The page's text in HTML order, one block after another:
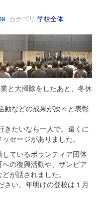
カテゴリ:学校全体
と大掃除をしたあと、冬休
動などの成果が次々と表彰
きたいなら一人で。遠くに
セージがありました。
ているボランティア団体
の復興活動や、ザンビア
が話されました。
さい。年明けの登校は１月